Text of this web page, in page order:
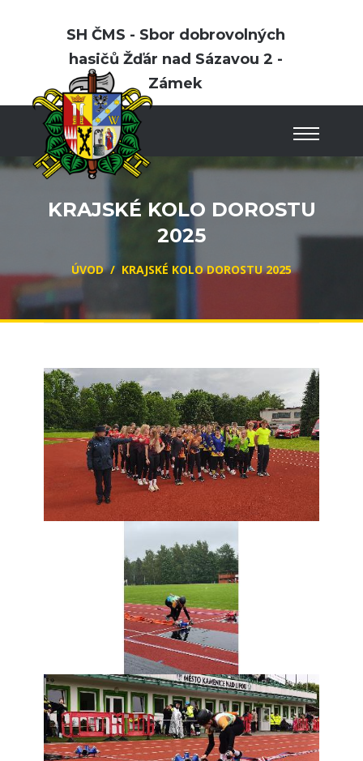
SH ČMS - Sbor dobrovolných
hasičů Žďár nad Sázavou 2 -
Zámek
KRAJSKÉ KOLO DOROSTU
2025
ÚVOD / KRAJSKÉ KOLO DOROSTU 2025